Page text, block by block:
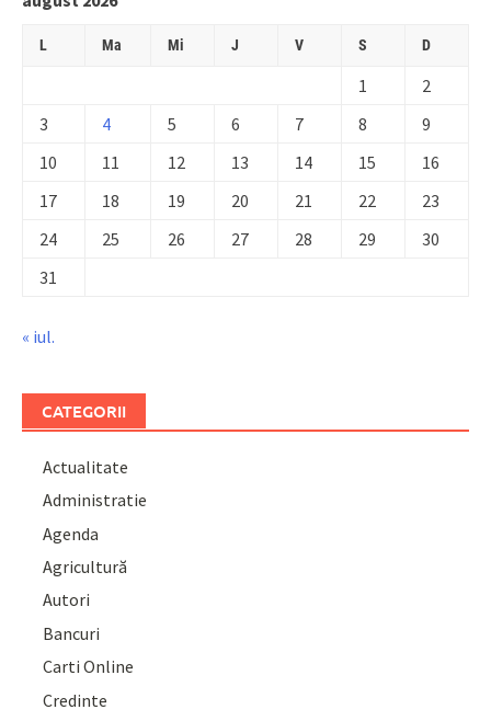
L Ma Mi J V S D
1
2
3
4 5 6 7 8
9
10
11 12 13 14 15
16
17
18 19 20 21 22
23
24
25 26 27 28 29
30
31
« iul.
CATEGORII
Actualitate
Administratie
Agenda
Agricultură
Autori
Bancuri
Carti Online
Credinte